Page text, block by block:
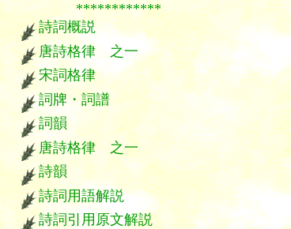
************
詩詞概説
唐詩格律 之一
宋詞格律
詞牌・詞譜
詞韻
唐詩格律 之一
詩韻
詩詞用語解説
詩詞引用原文解説